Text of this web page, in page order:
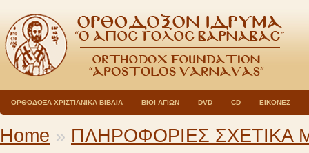
ΟΡΘΟΔΟΞΑ ΧΡΙΣΤΙΑΝΙΚΑ ΒΙΒΛΙΑ ΒΙΟΙ ΑΓΙΩΝ DVD CD ΕΙΚΟΝΕΣ
Home » ΠΛΗΡΟΦΟΡΙΕΣ ΣΧΕΤΙΚΑ